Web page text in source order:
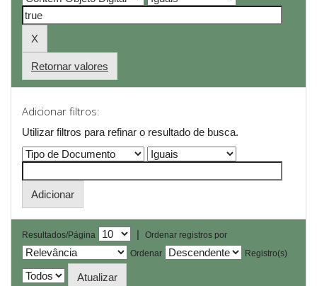
Retornar valores
Adicionar filtros:
Utilizar filtros para refinar o resultado de busca.
Resultados/Página |
Ordenar registros por
Ordenar
Registro(s)